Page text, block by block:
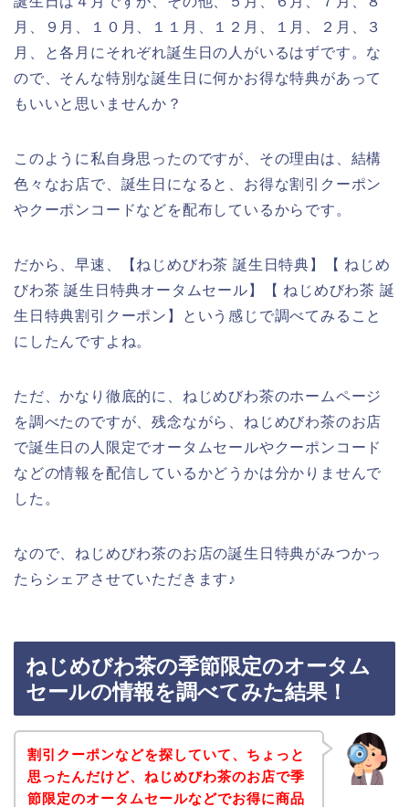
月、９月、１０月、１１月、１２月、１月、２月、３
月、と各月にそれぞれ誕生日の人がいるはずです。な
ので、そんな特別な誕生日に何かお得な特典があって
もいいと思いませんか？
このように私自身思ったのですが、その理由は、結構
色々なお店で、誕生日になると、お得な割引クーポン
やクーポンコードなどを配布しているからです。
だから、早速、【ねじめびわ茶 誕生日特典】【 ねじめ
びわ茶 誕生日特典オータムセール】【 ねじめびわ茶 誕
生日特典割引クーポン】という感じで調べてみること
にしたんですよね。
ただ、かなり徹底的に、ねじめびわ茶のホームページ
を調べたのですが、残念ながら、ねじめびわ茶のお店
で誕生日の人限定でオータムセールやクーポンコード
などの情報を配信しているかどうかは分かりませんで
した。
なので、ねじめびわ茶のお店の誕生日特典がみつかっ
たらシェアさせていただきます♪
ねじめびわ茶の季節限定のオータム
セールの情報を調べてみた結果！
割引クーポンなどを探していて、ちょっと
思ったんだけど、ねじめびわ茶のお店で季
節限定のオータムセールなどでお得に商品